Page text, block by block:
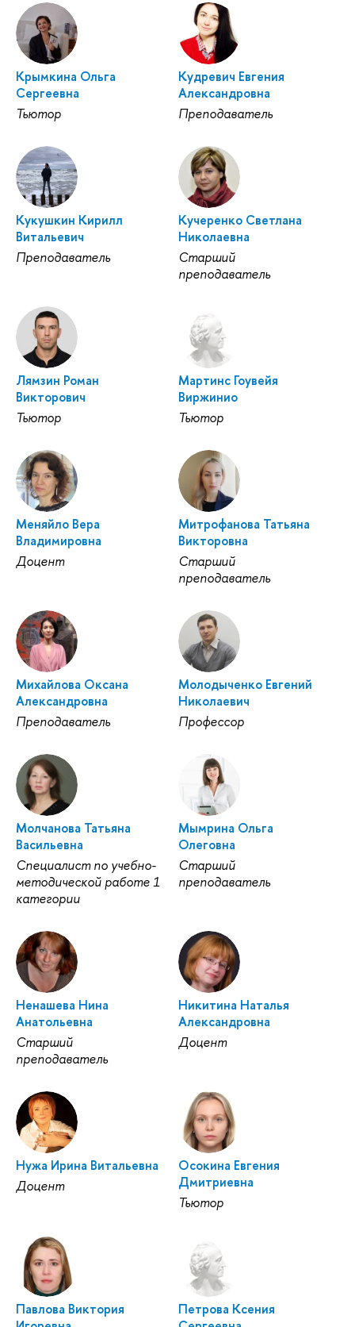
Крымкина Ольга
Сергеевна
Тьютор
Кудревич Евгения
Александровна
Преподаватель
Кукушкин Кирилл
Витальевич
Преподаватель
Кучеренко Светлана
Николаевна
Старший
преподаватель
Лямзин Роман
Викторович
Тьютор
Мартинс Гоувейя
Виржинио
Тьютор
Меняйло Вера
Владимировна
Доцент
Митрофанова Татьяна
Викторовна
Старший
преподаватель
Михайлова Оксана
Александровна
Преподаватель
Молодыченко Евгений
Николаевич
Профессор
Молчанова Татьяна
Васильевна
Специалист по учебно-
методической работе 1
категории
Мымрина Ольга
Олеговна
Старший
преподаватель
Ненашева Нина
Анатольевна
Старший
преподаватель
Никитина Наталья
Александровна
Доцент
Нужа Ирина Витальевна
Доцент
Осокина Евгения
Дмитриевна
Тьютор
Павлова Виктория
Петрова Ксения